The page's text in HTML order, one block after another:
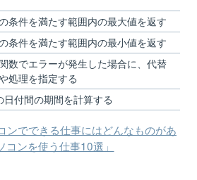
条件を満たす範囲内の最大値を返す
条件を満たす範囲内の最小値を返す
数でエラーが発生した場合に、代替
処理を指定する
日付間の期間を計算する
ンでできる仕事にはどんなものがあ
コンを使う仕事10選」